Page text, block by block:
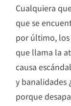
Cualquiera
que se
por último, los
que llama la
causa
y banalidades
porque